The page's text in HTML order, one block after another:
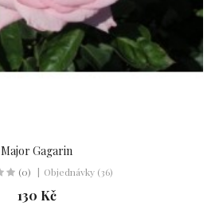
Major Gagarin
(0) Objednávky (36)
130 Kč